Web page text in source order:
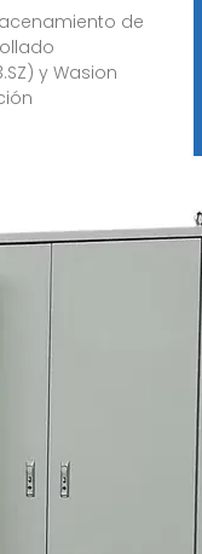
de
y Wasion